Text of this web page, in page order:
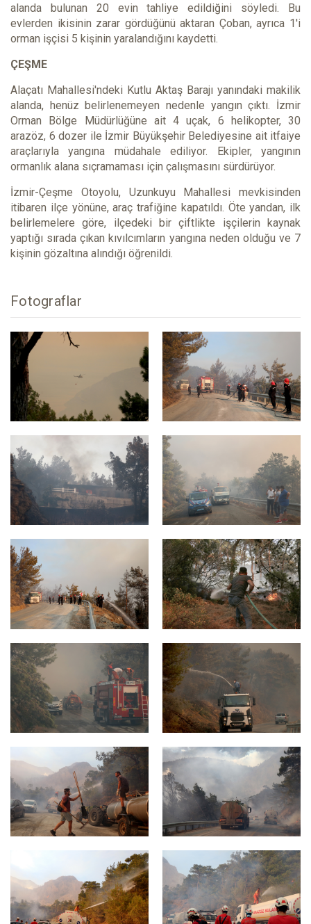
alanda bulunan 20 evin tahliye edildiğini söyledi. Bu
evlerden ikisinin zarar gördüğünü aktaran Çoban, ayrıca 1'i
orman işçisi 5 kişinin yaralandığını kaydetti.
ÇEŞME
Alaçatı Mahallesi'ndeki Kutlu Aktaş Barajı yanındaki makilik
alanda, henüz belirlenemeyen nedenle yangın çıktı. İzmir
Orman Bölge Müdürlüğüne ait 4 uçak, 6 helikopter, 30
arazöz, 6 dozer ile İzmir Büyükşehir Belediyesine ait itfaiye
araçlarıyla yangına müdahale ediliyor. Ekipler, yangının
ormanlık alana sıçramaması için çalışmasını sürdürüyor.
İzmir-Çeşme Otoyolu, Uzunkuyu Mahallesi mevkisinden
itibaren ilçe yönüne, araç trafiğine kapatıldı. Öte yandan, ilk
belirlemelere göre, ilçedeki bir çiftlikte işçilerin kaynak
yaptığı sırada çıkan kıvılcımların yangına neden olduğu ve 7
kişinin gözaltına alındığı öğrenildi.
Fotograflar